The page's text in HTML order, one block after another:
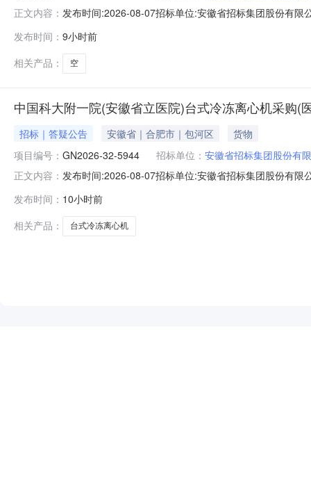
正文内容： 发布时间:2026-08-07招标单位:安徽省招标集团股份有
7：20-7：40。（请参选人尽量在上述时间段内递交参选
发布时间： 9小时前
相关产品：
空
中国科大附一院(安徽省立医院)台式冷冻离心机采购(
招标｜答疑公告 安徽省｜合肥市｜包河区
货物
项目编号： GN2026-32-5944 招标单位： 安徽省招标集团股份有
正文内容： 发布时间:2026-08-07招标单位:安徽省招标集团股份有
750ml×4、24×50ml、52×15ml（尖底带盖）、116×5ml
发布时间： 10小时前
相关产品：
台式冷冻离心机